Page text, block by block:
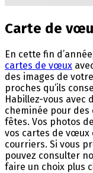
Carte de
En cette fin
cartes de vœux
des images de
proches qu’ils
Habillez-vous avec
cheminée pour
fêtes. Vos photos
vos cartes de vœux
courriers. Si vous
pouvez consulter
faire un choix plus